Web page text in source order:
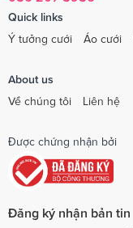
Quick links
Ý tưởng cưới
Áo cưới
About us
Về chúng tôi
Liên hệ
Được chứng nhận bởi
Đăng ký nhận bản tin